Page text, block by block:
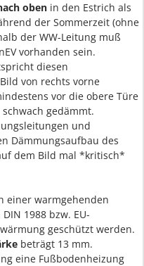
oben in den Estrich als
der Sommerzeit (ohne
der WW-Leitung muß
vorhanden sein.
diesen
von rechts vorne
vor die obere Türe
gedämmt.
und
Dämmungsaufbau des
dem Bild mal *kritisch*
einer warmgehenden
1988 bzw. EU-
geschützt werden.
beträgt 13 mm.
eine Fußbodenheizung